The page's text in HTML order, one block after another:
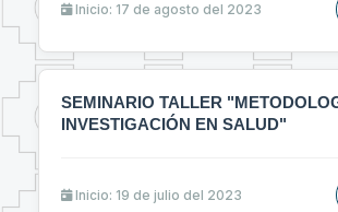
sᴀʟᴜᴅ"🔰
Inicio: 17 de agosto del 2023
SEMINARIO TALLER
INVESTIGACIÓN EN SALUD"
Inicio: 19 de julio del 2023